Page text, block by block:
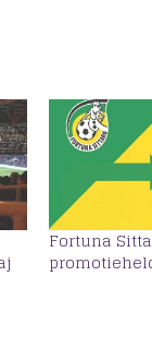
Fortuna